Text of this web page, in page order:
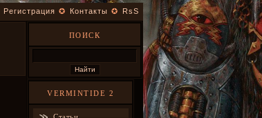
Регистрация ✪ Контакты ✪ RsS
ПОИСК
VERMINTIDE 2